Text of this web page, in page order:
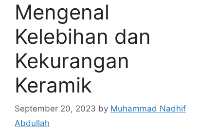
Mengenal
Kelebihan dan
Kekurangan
Keramik
September 20, 2023 by Muhammad Nadhif
Abdullah